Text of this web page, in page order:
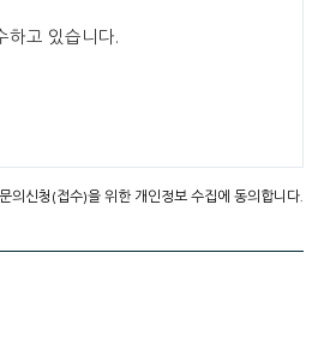
하고 있습니다.
문의신청(접수)을 위한 개인정보 수집에 동의합니다.